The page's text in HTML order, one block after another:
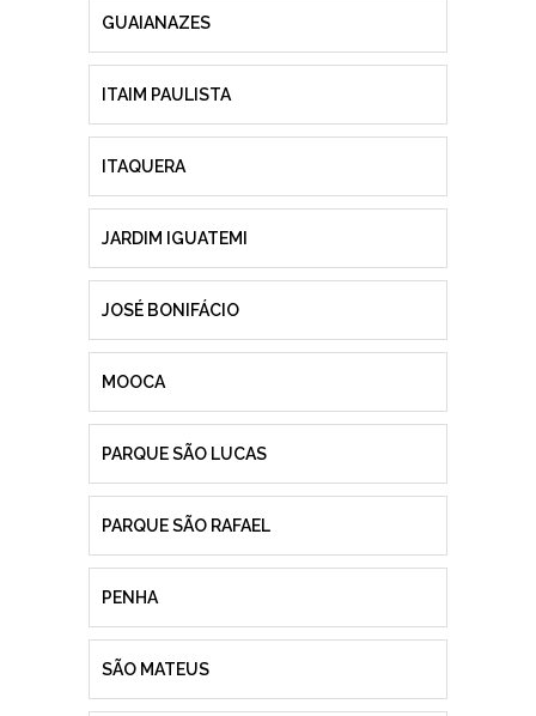
GUAIANAZES
ITAIM PAULISTA
ITAQUERA
JARDIM IGUATEMI
JOSÉ BONIFÁCIO
MOOCA
PARQUE SÃO LUCAS
PARQUE SÃO RAFAEL
PENHA
SÃO MATEUS